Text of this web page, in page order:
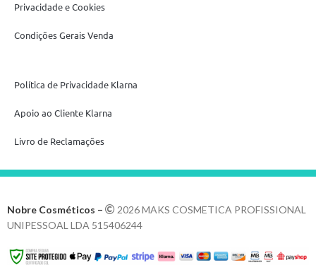
Privacidade e Cookies
Condições Gerais Venda
Política de Privacidade Klarna
Apoio ao Cliente Klarna
Livro de Reclamações
Nobre Cosméticos –
2026 MAKS COSMETICA PROFISSIONAL
UNIPESSOAL LDA 515406244